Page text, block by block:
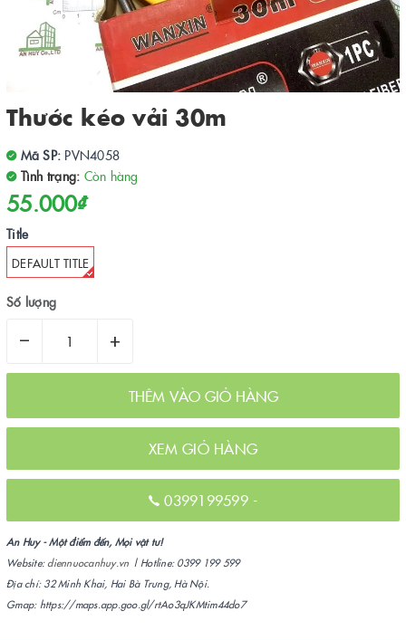
Thước kéo vải 30m
Mã SP: PVN4058
Tình trạng: Còn hàng
55.000₫
Title
DEFAULT TITLE
Số lượng
– +
THÊM VÀO GIỎ HÀNG
XEM GIỎ HÀNG
0399199599 -
An Huy - Một điểm đến, Mọi vật tư!
Website: diennuocanhuy.vn | Hotline: 0399 199 599
Địa chỉ: 32 Minh Khai, Hai Bà Trưng, Hà Nội.
Gmap: https://maps.app.goo.gl/rtAo3qJKMtim44do7